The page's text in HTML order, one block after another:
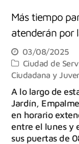
Más tiempo
atenderán por
03/08/2025
Ciudad de
Ciudadana y
A lo largo de
Jardín,
en horario
entre el lunes y
sus puertas de